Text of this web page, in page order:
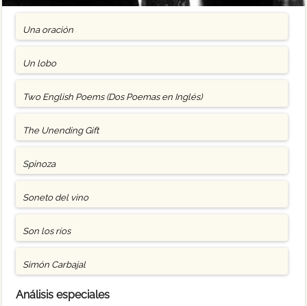
Una oración
Un lobo
Two English Poems (Dos Poemas en Inglés)
The Unending Gift
Spinoza
Soneto del vino
Son los ríos
Simón Carbajal
Análisis especiales